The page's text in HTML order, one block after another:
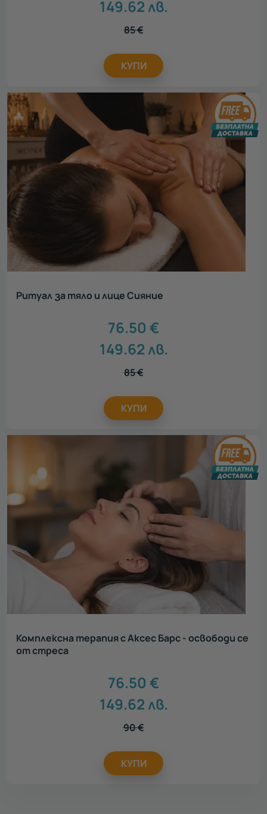
149.62 лв.
85€
КУПИ
Ритуал за тяло и лице Сияние
76.50 €
149.62 лв.
85€
КУПИ
Комплексна терапия с Аксес Барс - освободи се
от стреса
76.50 €
149.62 лв.
90€
КУПИ